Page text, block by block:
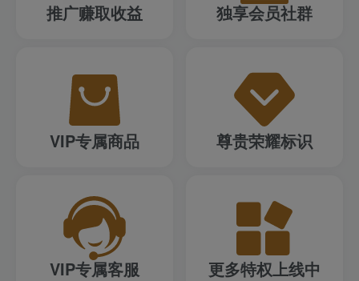
推广赚取收益 独享会员社群
VIP专属商品 尊贵荣耀标识
VIP专属客服 更多特权上线中